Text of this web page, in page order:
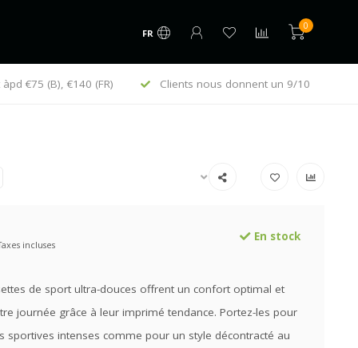
FR
0
donnent un 9/10 En vogue depuis 1995
incluses
En stock
de sport ultra-douces offrent un confort optimal et
journée grâce à leur imprimé tendance. Portez-les pour
sportives intenses comme pour un style décontracté au